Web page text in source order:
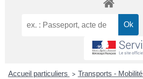
Accueil particuliers > Transports - Mobilité